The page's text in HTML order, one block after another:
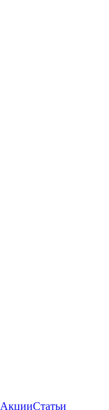
АкцииСтатьи